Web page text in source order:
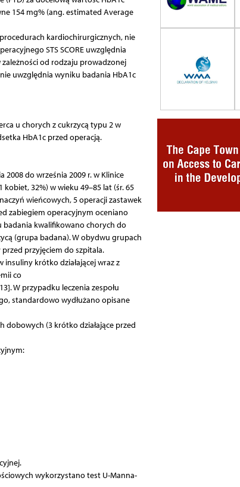
154 mg% (ang. estimated Average
procedurach kardiochirurgicznych, nie
STS SCORE uwzględnia
od rodzaju prowadzonej
uwzględnia wyniku badania HbA1c
u chorych z cukrzycą typu 2 w
HbA1c przed operacją.
do września 2009 r. w Klinice
32%) w wieku 49–85 lat (śr. 65
wieńcowych, 5 operacji zastawek
zabiegiem operacyjnym oceniano
badania kwalifikowano chorych do
(grupa badana). W obydwu grupach
przyjęciem do szpitala.
krótko działającej wraz z
co
W przypadku leczenia zespołu
standardowo wydłużano opisane
(3 krótko działające przed
wykorzystano test U-Manna-